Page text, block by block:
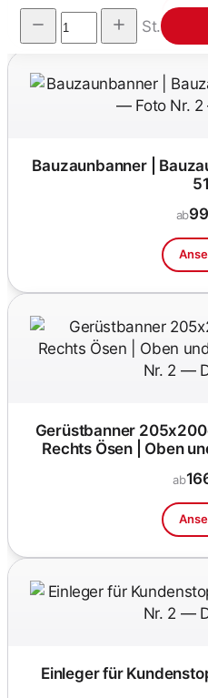
Bauzaunbanner |
ab
Gerüstbanner
Rechts Ösen | Oben
ab
Einleger für
St.